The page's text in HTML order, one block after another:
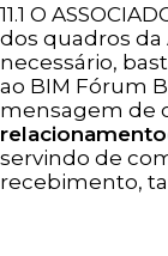
11.1 O
dos quadros da
necessário,
ao BIM Fórum
mensagem de
servindo de
recebimento,